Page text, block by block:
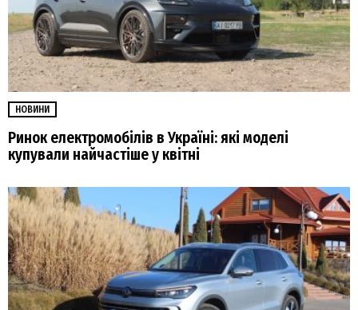
НОВИНИ
Ринок електромобілів в Україні: які моделі
купували найчастіше у квітні